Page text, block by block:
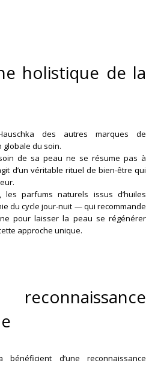
holistique de la
des autres marques de
globale du soin.
de sa peau ne se résume pas à
d’un véritable rituel de bien-être qui
les parfums naturels issus d’huiles
du cycle jour-nuit — qui recommande
pour laisser la peau se régénérer
approche unique.
d’une reconnaissance